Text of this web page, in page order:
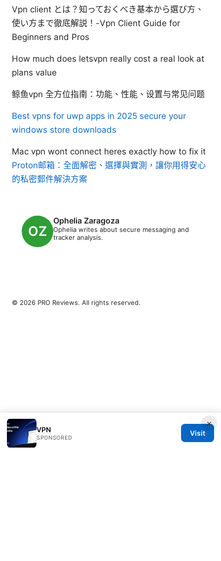
Vpn client とは？知っておくべき基本から選び方、
使い方まで徹底解説！-Vpn Client Guide for
Beginners and Pros
How much does letsvpn really cost a real look at
plans value
鲸鱼vpn 全方位指南：功能、性能、设置与常见问题
Best vpns for uwp apps in 2025 secure your
windows store downloads
Mac vpn wont connect heres exactly how to fix it
Proton邮箱：全面解密、選擇與實測，讓你用得安心
的私密郵件解決方案
Ophelia Zaragoza
Ophelia writes about secure messaging and
tracker analysis.
×
VPN
SPONSORED
Visit
© 2026 PRO Reviews. All rights reserved.